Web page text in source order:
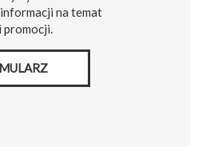
na temat
promocji.